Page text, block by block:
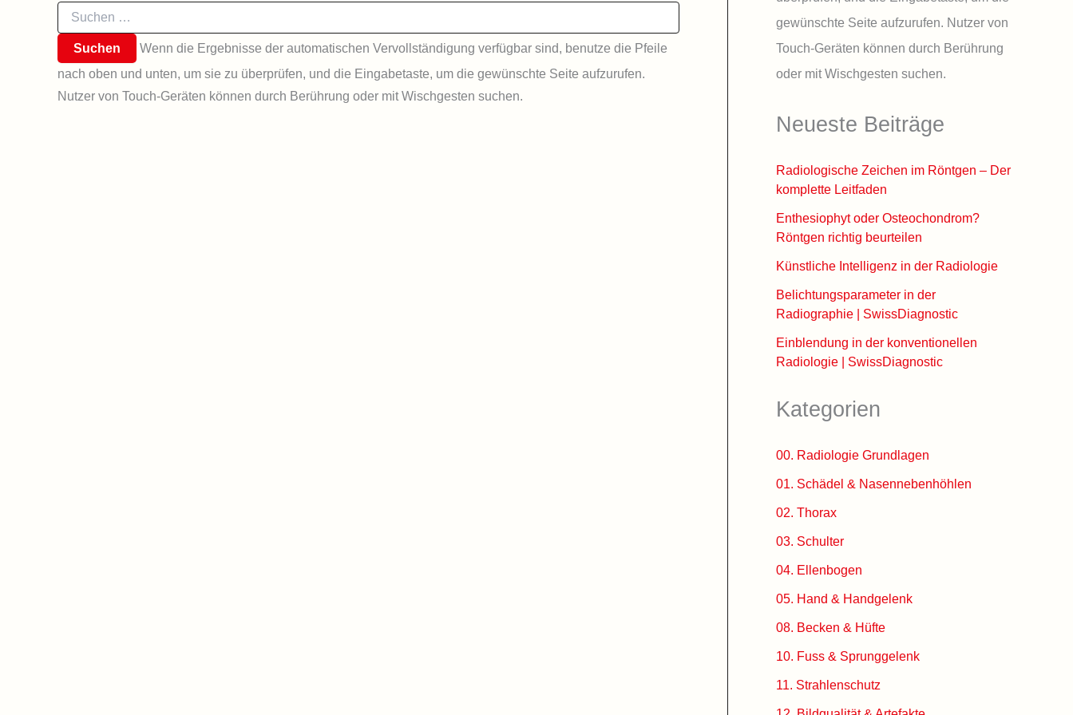
Suchen
nach:
Wenn die Ergebnisse der automatischen Vervollständigung verfügbar sind, benutze die Pfeile
nach oben und unten, um sie zu überprüfen, und die Eingabetaste, um die gewünschte Seite aufzurufen.
Nutzer von Touch-Geräten können durch Berührung oder mit Wischgesten suchen.
gewünschte Seite aufzurufen. Nutzer von
Touch-Geräten können durch Berührung
oder mit Wischgesten suchen.
Neueste Beiträge
Radiologische Zeichen im Röntgen – Der
komplette Leitfaden
Enthesiophyt oder Osteochondrom?
Röntgen richtig beurteilen
Künstliche Intelligenz in der Radiologie
Belichtungsparameter in der
Radiographie | SwissDiagnostic
Einblendung in der konventionellen
Radiologie | SwissDiagnostic
Kategorien
00. Radiologie Grundlagen
01. Schädel & Nasennebenhöhlen
02. Thorax
03. Schulter
04. Ellenbogen
05. Hand & Handgelenk
08. Becken & Hüfte
10. Fuss & Sprunggelenk
11. Strahlenschutz